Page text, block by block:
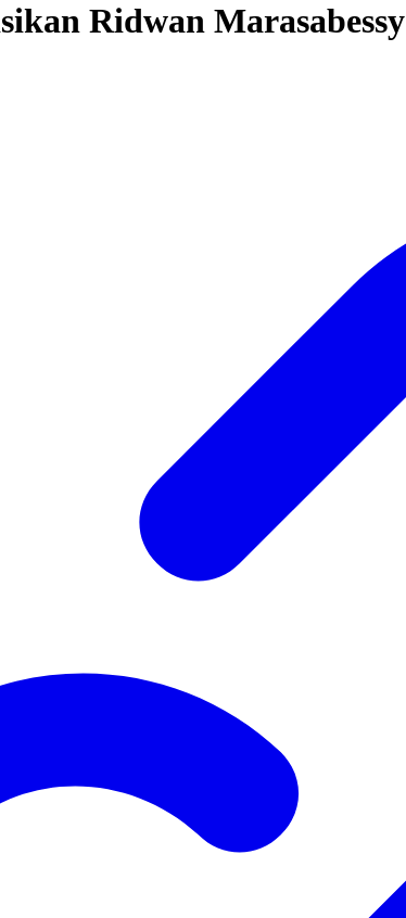
Ridwan Marasabessy